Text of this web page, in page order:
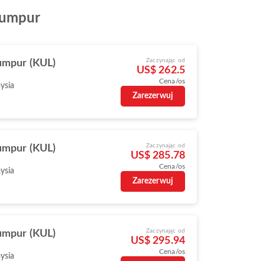
(KUL) Zaczynając od
US$ 262.5
Cena/os
Zarezerwuj
(KUL) Zaczynając od
US$ 285.78
Cena/os
Zarezerwuj
(KUL) Zaczynając od
US$ 295.94
Cena/os